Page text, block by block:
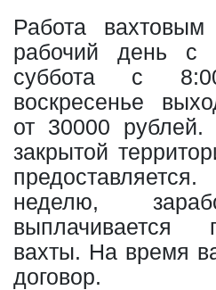
Работа
рабочий день с
суббота с
воскресенье
от 30000
закрытой
неделю,
выплачивается
вахты. На время
договор.